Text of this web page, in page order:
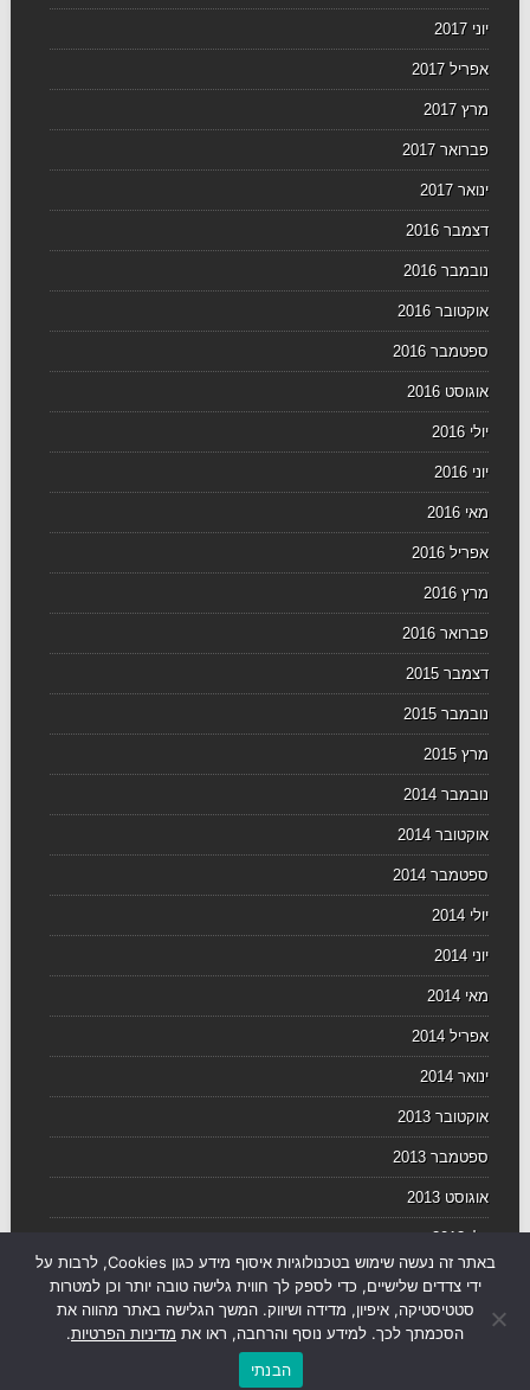
יוני 2017
אפריל 2017
מרץ 2017
פברואר 2017
ינואר 2017
דצמבר 2016
נובמבר 2016
אוקטובר 2016
ספטמבר 2016
אוגוסט 2016
יולי 2016
יוני 2016
מאי 2016
אפריל 2016
מרץ 2016
פברואר 2016
דצמבר 2015
נובמבר 2015
מרץ 2015
נובמבר 2014
אוקטובר 2014
ספטמבר 2014
יולי 2014
יוני 2014
מאי 2014
אפריל 2014
ינואר 2014
אוקטובר 2013
ספטמבר 2013
אוגוסט 2013
יולי 2013
© עסקים TV
באתר זה נעשה שימוש בטכנולוגיות איסוף מידע כגון Cookies, לרבות על
ידי צדדים שלישיים, כדי לספק לך חווית גלישה טובה יותר וכן למטרות
סטטיסטיקה, איפיון, מדידה ושיווק. המשך הגלישה באתר מהווה את
הסכמתך לכך. למידע נוסף והרחבה, ראו את מדיניות הפרטיות.
הבנתי